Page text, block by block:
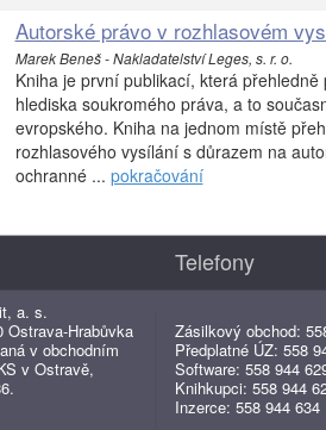
Autorské právo v rozhlasovém
Marek Beneš - Nakladatelství Leges, s. r. o.
Kniha je první publikací, která
hlediska soukromého práva, a to
evropského. Kniha na jednom místě
rozhlasového vysílání s důrazem na
ochranné ... pokračování
a. s.
Ostrava-Hrabůvka
v obchodním
v Ostravě,
Telefony
Zásilkový obchod:
Předplatné ÚZ: 558
Software: 558 944
Knihkupci: 558 944
Inzerce: 558 944 634